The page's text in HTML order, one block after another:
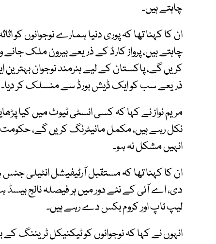
چاہتے ہیں۔
ان کا کہنا تھا کہ پوری دنیا ہمارے نوجوانوں کو
کریں گے، پاکستان کے لیے ہنرمند نوجوان
ذریعے سب کو ایک ڈیش بورڈ سے منسلک کر دیا۔
مریم نواز نے کہا کہ کسی انسٹی ٹیوٹ میں کیا
نکل رہے ہیں، مکمل مانیٹرنگ کریں گے، حکومت
انہیں مشکل نہ ہو۔
ان کا کہنا تھا کہ مستقبل آرٹیفیشل انٹیلی
دی، اے آئی کے نئے دور میں ہر فیصلہ نالج بیسڈ
لیپ ٹاپ اور کروم بکس دے رہے ہیں۔
انہوں نے کہا کہ نوجوانوں کو ٹیکنیکل ٹریننگ کے